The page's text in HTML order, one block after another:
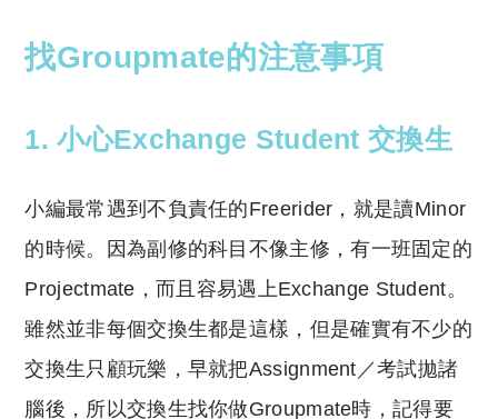
找Groupmate的注意事項
1. 小心Exchange Student 交換生
小編最常遇到不負責任的Freerider，就是讀Minor
的時候。因為副修的科目不像主修，有一班固定的
Projectmate，而且容易遇上Exchange Student。
雖然並非每個交換生都是這樣，但是確實有不少的
交換生只顧玩樂，早就把Assignment／考試拋諸
腦後，所以交換生找你做Groupmate時，記得要